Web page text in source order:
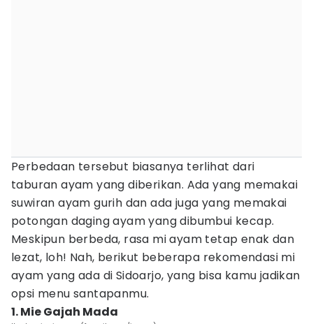
Perbedaan tersebut biasanya terlihat dari
taburan ayam yang diberikan. Ada yang memakai
suwiran ayam gurih dan ada juga yang memakai
potongan daging ayam yang dibumbui kecap.
Meskipun berbeda, rasa mi ayam tetap enak dan
lezat, loh! Nah, berikut beberapa rekomendasi mi
ayam yang ada di Sidoarjo, yang bisa kamu jadikan
opsi menu santapanmu.
1. Mie Gajah Mada